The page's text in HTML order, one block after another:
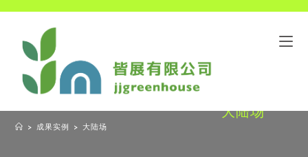
大陆场
> 成果实例 > 大陆场